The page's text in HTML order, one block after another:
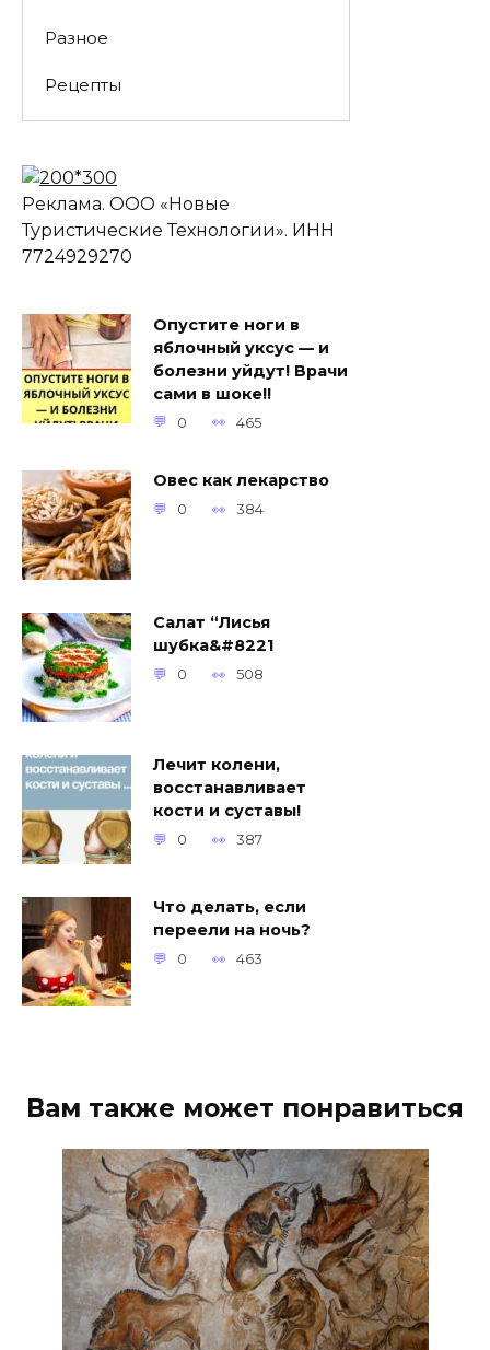
Разное
Рецепты
Реклама. ООО «Новые
Туристические Технологии». ИНН
7724929270
Опустите ноги в
яблочный уксус — и
болезни уйдут! Врачи
сами в шоке!!
0 465
Овес как лекарство
0 384
Салат “Лисья
шубка&#8221
0 508
Лечит колени,
восстанавливает
кости и суставы!
0 387
Что делать, если
переели на ночь?
0 463
Вам также может понравиться